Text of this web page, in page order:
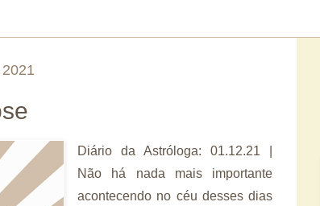
Diário da Astróloga: 01.12.21 |
Não há nada mais importante
acontecendo no céu desses dias